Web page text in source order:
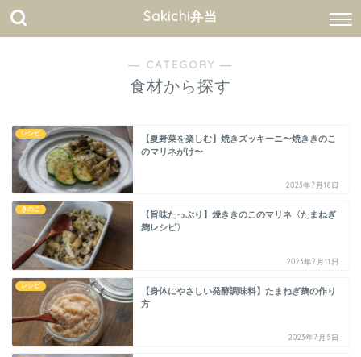
Sakichi弁当
― CATEGORY ―
食材から探す
レシピ
【夏野菜を楽しむ】焼きズッキーニ〜焼ききのこ
のマリネがけ〜
2023年7月18日
きのこ
【旨味たっぷり】焼ききのこのマリネ〈たまねぎ
麹レシピ〉
2023年7月11日
レシピ
【身体にやさしい発酵調味料】たまねぎ麹の作り
方
2023年7月5日